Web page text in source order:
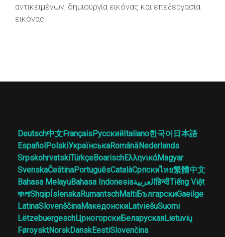
αντικειμένων, δημιουργία εικόνας και επεξεργασία
εικόνας.
Deutsch中文FrançaisРусскийItaliano한국어 日本語
EspañolPolskiУкраїнськаRomânăNederlands
SrpskohrvatskiTürkçeBoarischΕλληνικάMagyar
SvenskaČeštinaPortuguêsCatalàСрпскиไทย繁體中文
Bahasa MelayuBahasa Indonesiaالعربيةहिन्दीTiếng Việt
বাংলাShqipÍslenskaRumantschMaltiБългарскиGaeilge
LatinaSlovenščinaМакедонскиLatviešuSuomi
LëtzebuergeschЦрногорскиБеларускаяLietuvių
FøroysktNorskDanskEestiSlovenčina